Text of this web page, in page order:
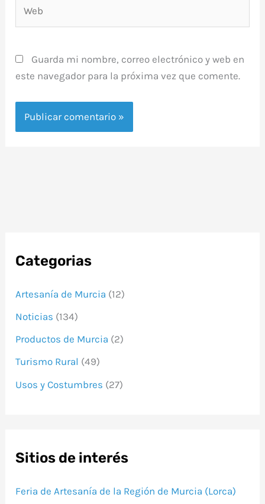
Guarda mi nombre, correo electrónico y web en
este navegador para la próxima vez que comente.
Categorias
Artesanía de Murcia (12)
Noticias (134)
Productos de Murcia (2)
Turismo Rural (49)
Usos y Costumbres (27)
Sitios de interés
Feria de Artesanía de la Región de Murcia (Lorca)